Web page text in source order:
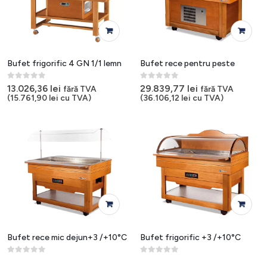
Bufet frigorific 4 GN 1/1 lemn
0out of 5
13.026,36 lei fără TVA
(15.761,90 lei cu TVA)
Bufet rece pentru peste
0out of 5
29.839,77 lei fără TVA
(36.106,12 lei cu TVA)
Bufet rece mic dejun+3 /+10°C Bufet frigorific +3 /+10°C